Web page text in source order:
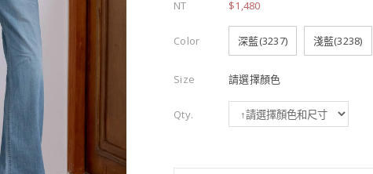
NT $1,480
Color 深藍(3237) 淺藍(3238)
Size 請選擇顏色
Qty.